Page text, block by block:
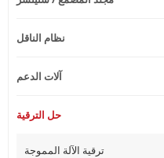
نظام الناقل
آلات الدعم
حل الترقية
ترقية الآلة المموجة